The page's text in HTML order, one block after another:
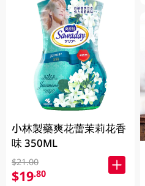
小林製藥爽花蕾茉莉花香
味 350ML
$21.00
$19.80